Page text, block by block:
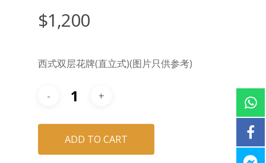
$1,200
西式双层花牌(直立式)(图片只供参考)
ADD TO CART